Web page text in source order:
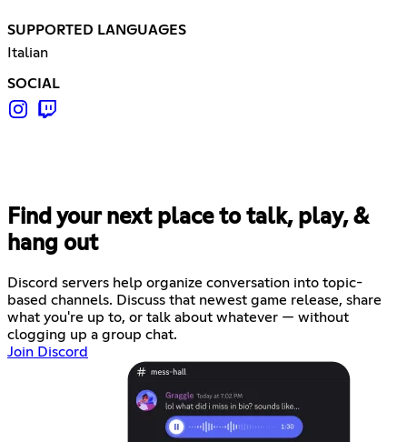
SUPPORTED LANGUAGES
Italian
SOCIAL
Find your next place to talk, play, &
hang out
Discord servers help organize conversation into topic-
based channels. Discuss that newest game release, share
what you're up to, or talk about whatever — without
clogging up a group chat.
Join Discord